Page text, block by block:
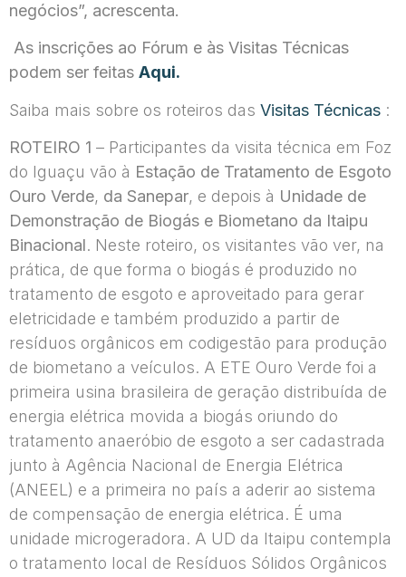
negócios”, acrescenta.
As inscrições ao Fórum e às Visitas Técnicas
podem ser feitas Aqui.
Saiba mais sobre os roteiros das Visitas Técnicas :
ROTEIRO 1 – Participantes da visita técnica em Foz
do Iguaçu vão à Estação de Tratamento de Esgoto
Ouro Verde, da Sanepar, e depois à Unidade de
Demonstração de Biogás e Biometano da Itaipu
Binacional. Neste roteiro, os visitantes vão ver, na
prática, de que forma o biogás é produzido no
tratamento de esgoto e aproveitado para gerar
eletricidade e também produzido a partir de
resíduos orgânicos em codigestão para produção
de biometano a veículos. A ETE Ouro Verde foi a
primeira usina brasileira de geração distribuída de
energia elétrica movida a biogás oriundo do
tratamento anaeróbio de esgoto a ser cadastrada
junto à Agência Nacional de Energia Elétrica
(ANEEL) e a primeira no país a aderir ao sistema
de compensação de energia elétrica. É uma
unidade microgeradora. A UD da Itaipu contempla
o tratamento local de Resíduos Sólidos Orgânicos